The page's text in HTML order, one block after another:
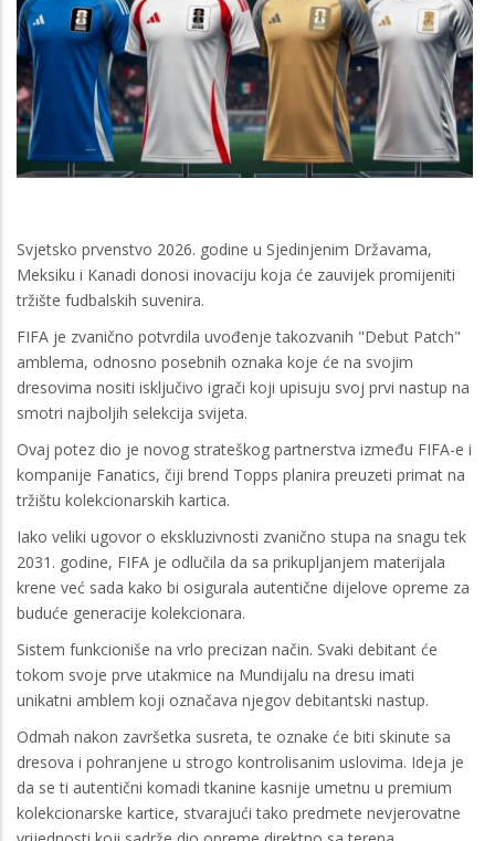
Svjetsko prvenstvo 2026. godine u Sjedinjenim Državama,
Meksiku i Kanadi donosi inovaciju koja će zauvijek promijeniti
tržište fudbalskih suvenira.
FIFA je zvanično potvrdila uvođenje takozvanih "Debut Patch"
amblema, odnosno posebnih oznaka koje će na svojim
dresovima nositi isključivo igrači koji upisuju svoj prvi nastup na
smotri najboljih selekcija svijeta.
Ovaj potez dio je novog strateškog partnerstva između FIFA-e i
kompanije Fanatics, čiji brend Topps planira preuzeti primat na
tržištu kolekcionarskih kartica.
Iako veliki ugovor o ekskluzivnosti zvanično stupa na snagu tek
2031. godine, FIFA je odlučila da sa prikupljanjem materijala
krene već sada kako bi osigurala autentične dijelove opreme za
buduće generacije kolekcionara.
Sistem funkcioniše na vrlo precizan način. Svaki debitant će
tokom svoje prve utakmice na Mundijalu na dresu imati
unikatni amblem koji označava njegov debitantski nastup.
Odmah nakon završetka susreta, te oznake će biti skinute sa
dresova i pohranjene u strogo kontrolisanim uslovima. Ideja je
da se ti autentični komadi tkanine kasnije umetnu u premium
kolekcionarske kartice, stvarajući tako predmete nevjerovatne